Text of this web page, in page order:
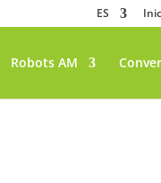
ES
Robots AM